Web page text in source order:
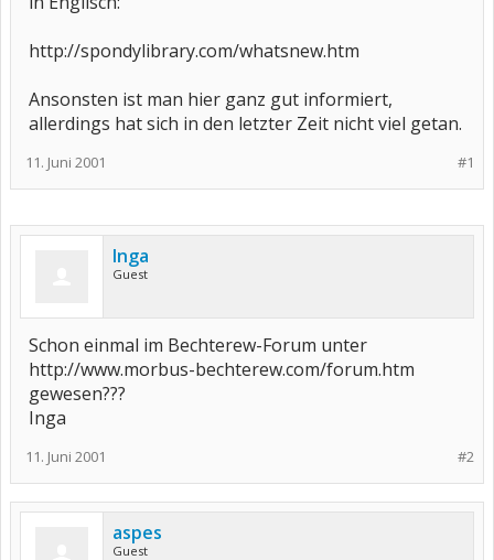
http://spondylibrary.com/whatsnew.htm
Ansonsten ist man hier ganz gut informiert,
allerdings hat sich in den letzter Zeit nicht viel getan.
#1
11. Juni 2001
Inga
Guest
Schon einmal im Bechterew-Forum unter
http://www.morbus-bechterew.com/forum.htm
gewesen???
Inga
#2
11. Juni 2001
aspes
Guest